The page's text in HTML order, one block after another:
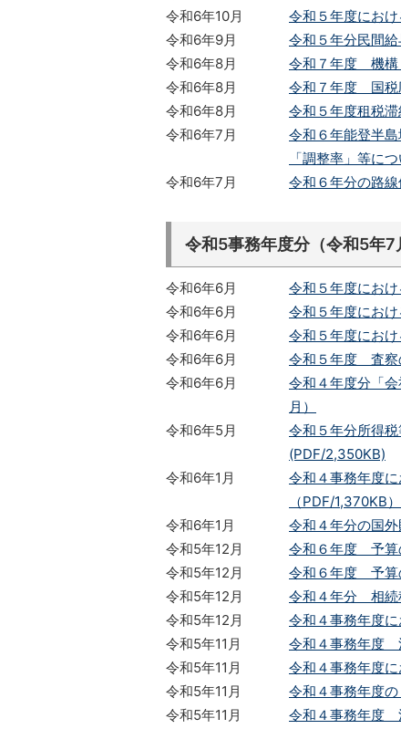
令和6年10月
令和５年度にお
令和6年9月
令和５年分民間
令和6年8月
令和７年度 機構
令和6年8月
令和７年度 国税
令和6年8月
令和５年度租税
令和6年7月
令和６年能登半
「調整率」等に
令和6年7月
令和６年分の路
令和5事務年度分（令和5年7
令和6年6月
令和５年度におけ
令和6年6月
令和５年度にお
令和6年6月
令和５年度にお
令和6年6月
令和５年度 査察
令和6年6月
令和４年度分「
月）
令和6年5月
令和５年分所得
(PDF/2,350KB)
令和6年1月
令和４事務年度
（PDF/1,370KB
令和6年1月
令和４年分の国
令和5年12月
令和６年度 予算
令和5年12月
令和６年度 予算
令和5年12月
令和４年分 相続
令和5年12月
令和４事務年度
令和5年11月
令和４事務年度
令和5年11月
令和４事務年度
令和5年11月
令和４事務年度
令和5年11月
令和４事務年度